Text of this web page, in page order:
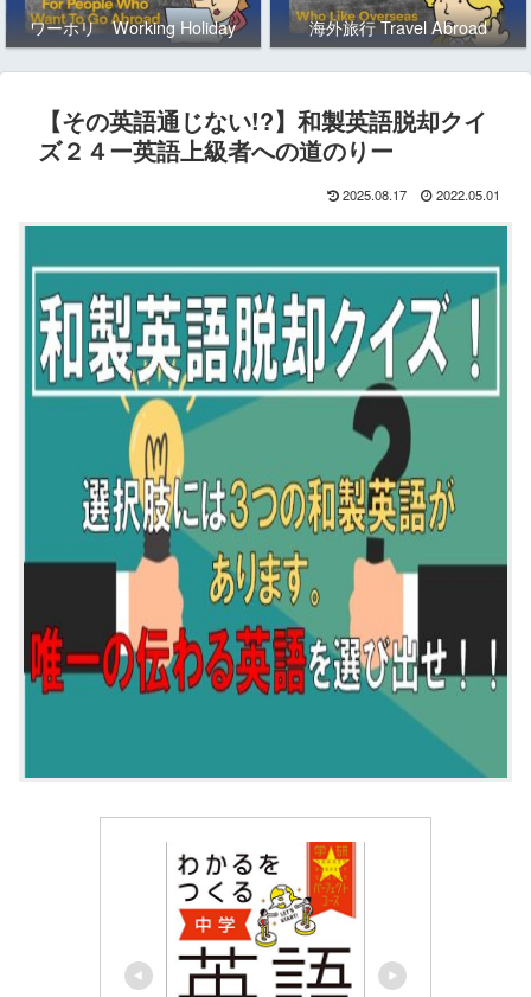
ワーホリ Working Holiday 海外旅行 Travel Abroad
【その英語通じない!?】和製英語脱却クイ
ズ２４ー英語上級者への道のりー
2025.08.17 2022.05.01